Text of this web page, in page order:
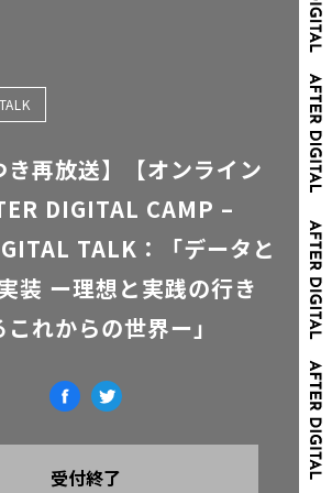
TALK
き再放送】【オンライン
DIGITAL CAMP –
TALK：「データと
装 ー理想と実践の行き
れからの世界ー」
受付終了